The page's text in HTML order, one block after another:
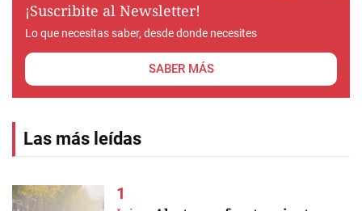
¡Suscribite al Newsletter!
Lo que necesitas saber, desde donde necesites
SABER MÁS
Las más leídas